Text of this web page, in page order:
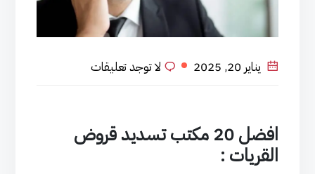
يناير 20, 2025 لا توجد تعليقات
افضل 20 مكتب تسديد قروض
القريات :